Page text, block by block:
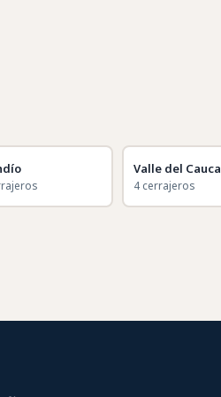
Valle del Cauca
4 cerrajeros